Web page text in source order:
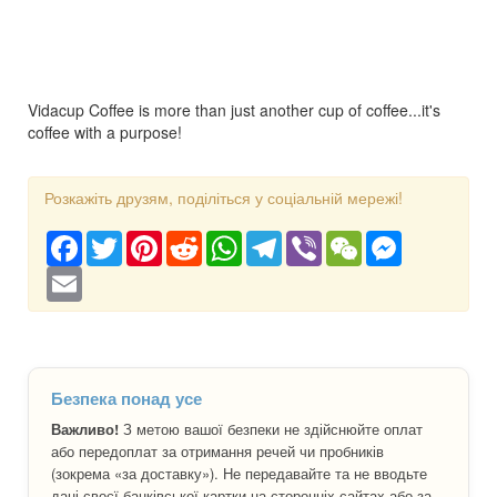
Vidacup Coffee is more than just another cup of coffee...it's
coffee with a purpose!
Розкажіть друзям, поділіться у соціальній мережі!
Facebook
TwitterPinterestRedditWhatsAppTelegram
Viber WeChat
Безпека понад усе
Важливо! З метою вашої безпеки не здійснюйте оплат
або передоплат за отримання речей чи пробників
(зокрема «за доставку»). Не передавайте та не вводьте